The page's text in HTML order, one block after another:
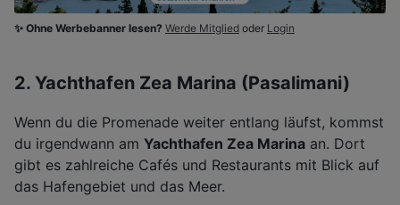
✨ Ohne Werbebanner lesen? Werde Mitglied oder Login
2. Yachthafen Zea Marina (Pasalimani)
Wenn du die Promenade weiter entlang läufst, kommst
du irgendwann am Yachthafen Zea Marina an. Dort
gibt es zahlreiche Cafés und Restaurants mit Blick auf
das Hafengebiet und das Meer.